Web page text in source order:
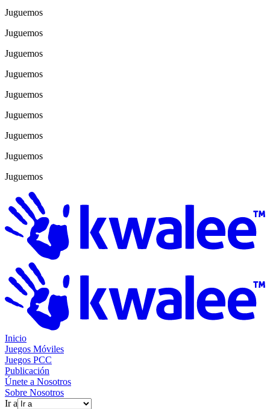
Juguemos
Juguemos
Juguemos
Juguemos
Juguemos
Juguemos
Juguemos
Juguemos
Juguemos
Inicio
Juegos Móviles
Juegos PCC
Publicación
Únete a Nosotros
Sobre Nosotros
Ir a